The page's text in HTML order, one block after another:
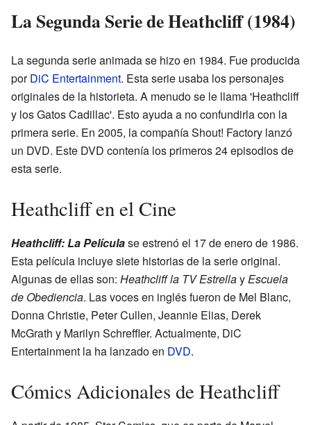
La Segunda Serie de Heathcliff (1984)
La segunda serie animada se hizo en 1984. Fue producida
porDiC Entertainment. Esta serie usaba los personajes
originales de la historieta. A menudo se le llama 'Heathcliff
y los Gatos Cadillac'. Esto ayuda a no confundirla con la
primera serie. En 2005, la compañía Shout! Factory lanzó
un DVD. Este DVD contenía los primeros 24 episodios de
esta serie.
Heathcliff en el Cine
Heathcliff: La Películase estrenó el 17 de enero de 1986.
Esta película incluye siete historias de la serie original.
Algunas de ellas son: Heathcliff la TV EstrellayEscuela
de Obediencia. Las voces en inglés fueron de Mel Blanc,
Donna Christie, Peter Cullen, Jeannie Elias, Derek
McGrath y Marilyn Schreffler. Actualmente, DiC
Entertainment la ha lanzado en DVD.
Cómics Adicionales de Heathcliff